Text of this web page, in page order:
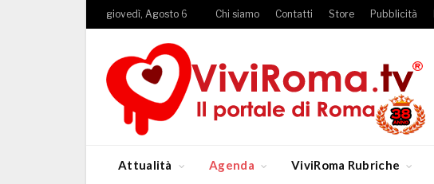
giovedì, Agosto 6 Chi siamo Contatti Store Pubblicità
Attualità Agenda ViviRoma Rubriche